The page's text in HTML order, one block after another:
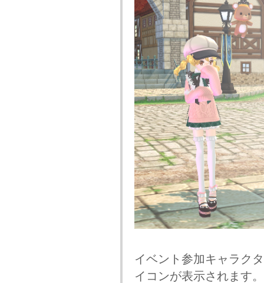
イベント参加キャラク
イコンが表示されます。